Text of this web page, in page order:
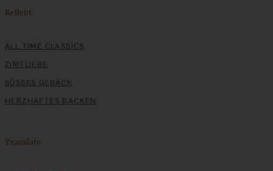
Beliebt
ALL TIME CLASSICS
ZIMTLIEBE
SÜSSES GEBÄCK
HERZHAFTES BACKEN
Translate